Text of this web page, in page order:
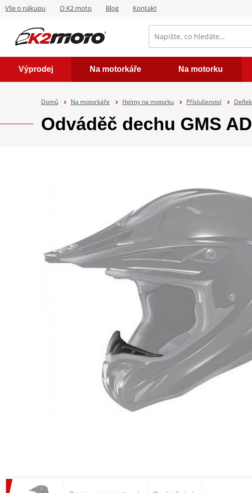
Vše o nákupu O K2 moto Blog Kontakt
Výprodej Na motorkáře Na motorku
Domů Na motorkáře Helmy na motorku Příslušenství
Odváděč dechu GMS